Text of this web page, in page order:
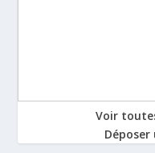
Voir